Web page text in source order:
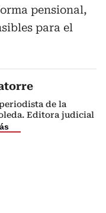
pensional,
para el
de la
Editora judicial